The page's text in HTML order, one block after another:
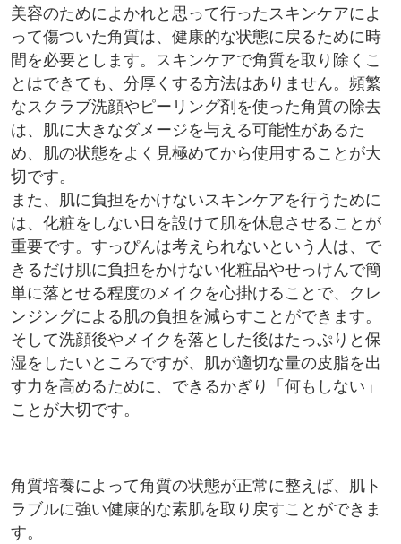
美容のためによかれと思って行ったスキンケアによ
って傷ついた角質は、健康的な状態に戻るために時
間を必要とします。スキンケアで角質を取り除くこ
とはできても、分厚くする方法はありません。頻繁
なスクラブ洗顔やピーリング剤を使った角質の除去
は、肌に大きなダメージを与える可能性があるた
め、肌の状態をよく見極めてから使用することが大
切です。
また、肌に負担をかけないスキンケアを行うために
は、化粧をしない日を設けて肌を休息させることが
重要です。すっぴんは考えられないという人は、で
きるだけ肌に負担をかけない化粧品やせっけんで簡
単に落とせる程度のメイクを心掛けることで、クレ
ンジングによる肌の負担を減らすことができます。
そして洗顔後やメイクを落とした後はたっぷりと保
湿をしたいところですが、肌が適切な量の皮脂を出
す力を高めるために、できるかぎり「何もしない」
ことが大切です。
角質培養によって角質の状態が正常に整えば、肌ト
ラブルに強い健康的な素肌を取り戻すことができま
す。